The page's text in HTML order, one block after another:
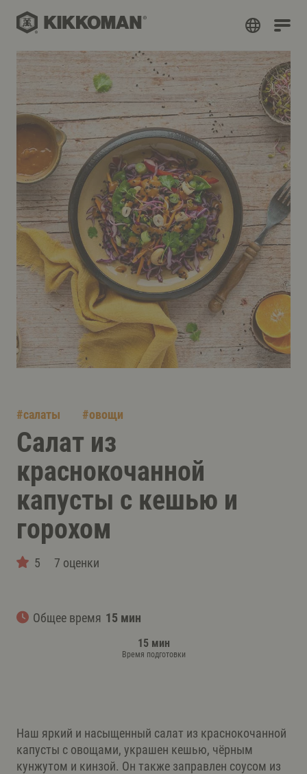
#салаты #овощи
Салат из
краснокочанной
капусты с кешью и
горохом
5 7 оценки
Общее время 15 мин
15 мин
Время подготовки
Наш яркий и насыщенный салат из краснокочанной
капусты с овощами, украшен кешью, чёрным
кунжутом и кинзой. Он также заправлен соусом из